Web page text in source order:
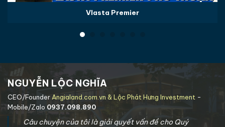
Vlasta Premier
NGUYỄN LỘC NGHĨA
CEO/Founder Angialand.com.vn & Lộc Phát Hưng Investment -
Mobile/Zalo 0937.098.890
Câu chuyện của tôi là giải quyết vấn đề cho Quý